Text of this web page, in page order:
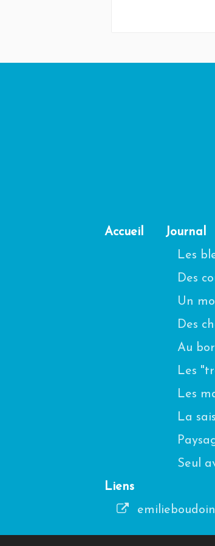
Accueil
Journal
Les
Des
Un
Des
Au
Les
Les
La
Seul
Liens